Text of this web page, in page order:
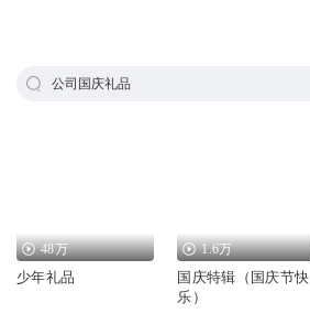
公司国庆礼品
48万
少年礼品
1.6万
国庆特辑（国庆节快
乐）